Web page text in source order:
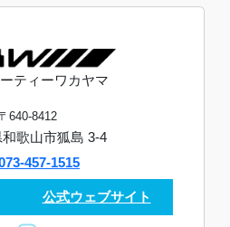
ティーワカヤマ
640-8412
歌山市狐島 3-4
457-1515
公式ウェブサイト